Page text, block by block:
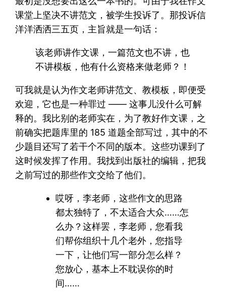
课堂上坚决不讲范文，被学生投诉了。那投诉信
洋洋洒洒三五页，主旨就是一句话：
该老师讲作文课，一篇范文也不讲，也
不讲模板，他有什么资格来做老师？！
可我就是认为作文老师讲范文、教模板，即便受
欢迎，它也是一种罪过 —— 这事儿没什么可解
释的。我比别的老师实在，为了教好作文课，之
前确实把题库里的 185 道题全部写过，其中的不
少题目还写了若干个不同的版本。这些功课到了
这时候发挥了作用。我找到出版社的编辑，把我
之前写过的那些作文交给了他们。
哎呀，李老师，这些作文的思路
都太独特了，不太适合大众……怎
么办？这样罢，李老师，您看我
们帮你组织十几个老外，您指导
一下，让他们写一部分怎么样？
您放心，基本上不耽误你的时
间……